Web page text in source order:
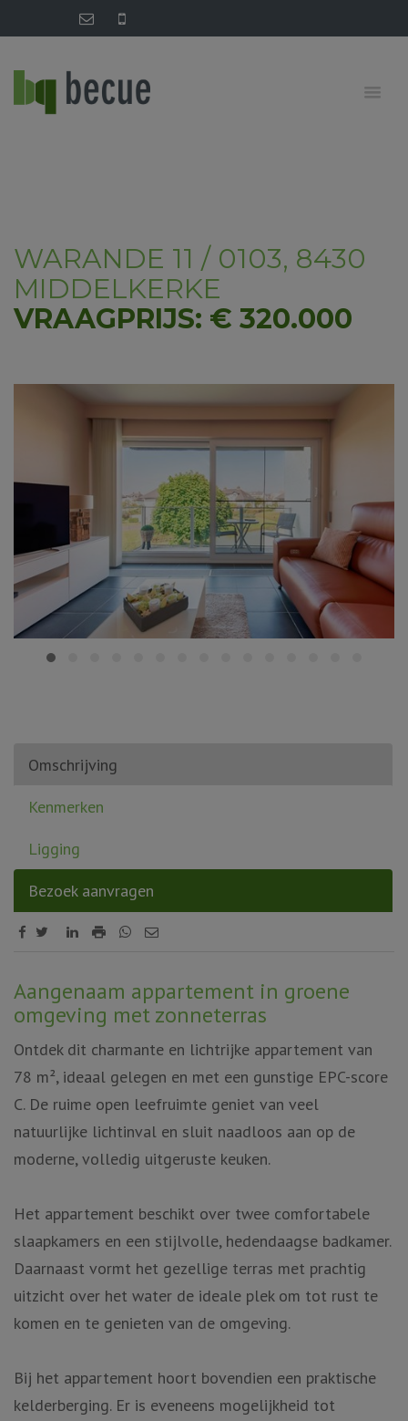
WARANDE 11 / 0103, 8430
MIDDELKERKE
VRAAGPRIJS: € 320.000
Omschrijving
Kenmerken
Ligging
Bezoek aanvragen
Omschrijving
Aangenaam appartement in groene
omgeving met zonneterras
Ontdek dit charmante en lichtrijke appartement van
78 m², ideaal gelegen en met een gunstige EPC-score
C. De ruime open leefruimte geniet van veel
natuurlijke lichtinval en sluit naadloos aan op de
moderne, volledig uitgeruste keuken.
Het appartement beschikt over twee comfortabele
slaapkamers en een stijlvolle, hedendaagse badkamer.
Daarnaast vormt het gezellige terras met prachtig
uitzicht over het water de ideale plek om tot rust te
komen en te genieten van de omgeving.
Bij het appartement hoort bovendien een praktische
kelderberging. Er is eveneens mogelijkheid tot